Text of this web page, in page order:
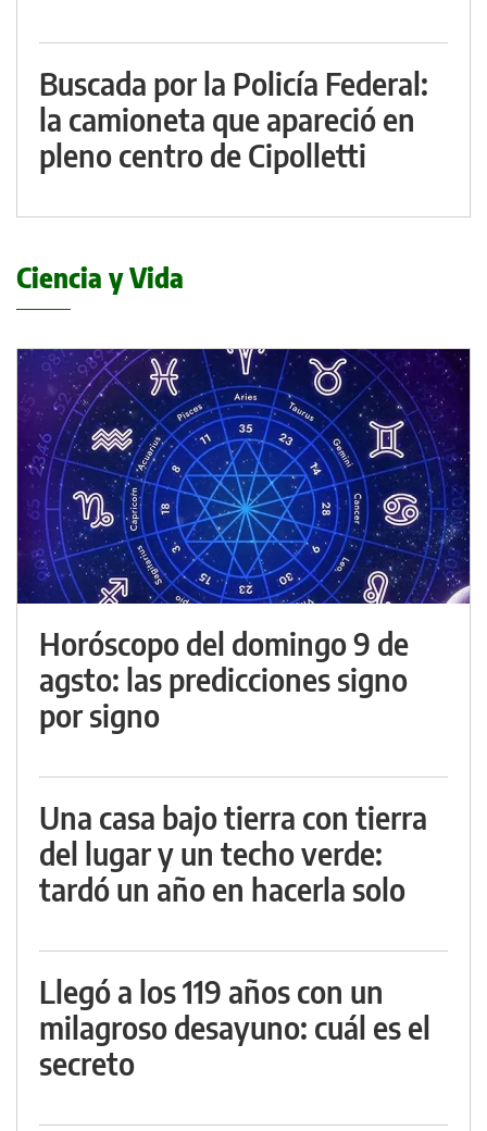
Buscada por la Policía Federal:
la camioneta que apareció en
pleno centro de Cipolletti
Ciencia y Vida
Horóscopo del domingo 9 de
agsto: las predicciones signo
por signo
Una casa bajo tierra con tierra
del lugar y un techo verde:
tardó un año en hacerla solo
Llegó a los 119 años con un
milagroso desayuno: cuál es el
secreto